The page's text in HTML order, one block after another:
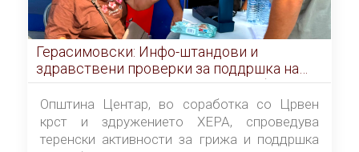
Герасимовски: Инфо-штандови и
здравствени проверки за поддршка на
граѓаните во услови на топлотен бран
Општина Центар, во соработка со Црвен
крст и здружението ХЕРА, спроведува
теренски активности за грижа и поддршка